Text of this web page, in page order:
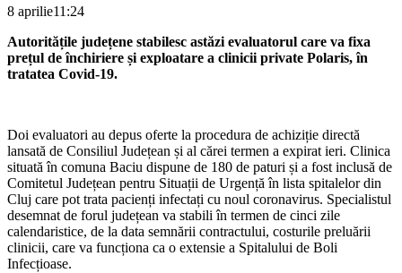
8 aprilie11:24
Autoritățile județene stabilesc astăzi evaluatorul care va fixa
prețul de închiriere și exploatare a clinicii private Polaris, în
tratatea Covid-19.
Doi evaluatori au depus oferte la procedura de achiziție directă
lansată de Consiliul Județean și al cărei termen a expirat ieri. Clinica
situată în comuna Baciu dispune de 180 de paturi și a fost inclusă de
Comitetul Județean pentru Situații de Urgență în lista spitalelor din
Cluj care pot trata pacienți infectați cu noul coronavirus. Specialistul
desemnat de forul județean va stabili în termen de cinci zile
calendaristice, de la data semnării contractului, costurile preluării
clinicii, care va funcționa ca o extensie a Spitalului de Boli
Infecțioase.